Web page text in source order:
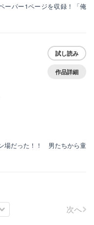
ーパー1ページを収録！「俺
試し読み
作品詳細
場だった！！ 男たちから童
次へ